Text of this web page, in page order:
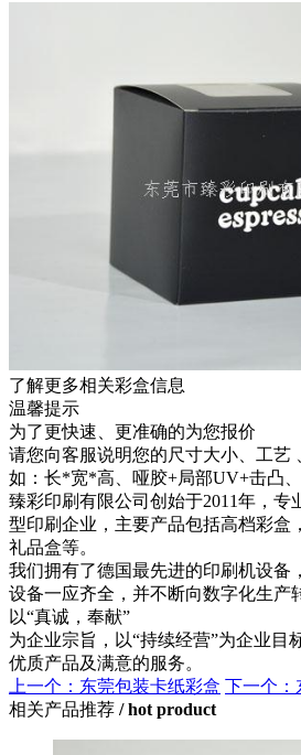
了解更多相关彩盒信息
温馨提示
为了更快速、更准确的为您报价
请您向客服说明您的尺寸大小、工艺
如：长*宽*高、哑胶+局部UV+击凸、
臻彩印刷有限公司创始于2011年，专
型印刷企业，主要产品包括高档彩盒
礼品盒等。
我们拥有了德国最先进的印刷机设备
设备一应齐全，并不断向数字化生产
以“真诚，奉献”
为企业宗旨，以“持续经营”为企业目
优质产品及满意的服务。
上一个：东莞包装卡纸彩盒 下一个：
相关产品推荐 / hot product